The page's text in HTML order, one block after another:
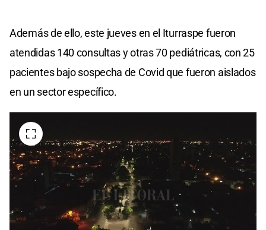
Además de ello, este jueves en el Iturraspe fueron
atendidas 140 consultas y otras 70 pediátricas, con 25
pacientes bajo sospecha de Covid que fueron aislados
en un sector específico.